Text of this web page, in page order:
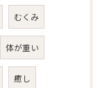
むくみ
体が重い
癒し